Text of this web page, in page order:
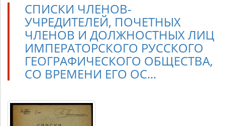
СПИСКИ ЧЛЕНОВ-
УЧРЕДИТЕЛЕЙ, ПОЧЕТНЫХ
ЧЛЕНОВ И ДОЛЖНОСТНЫХ ЛИЦ
ИМПЕРАТОРСКОГО РУССКОГО
ГЕОГРАФИЧЕСКОГО ОБЩЕСТВА,
СО ВРЕМЕНИ ЕГО ОС...